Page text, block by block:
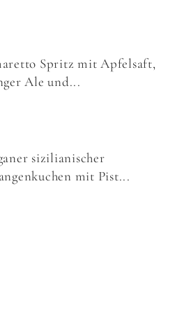
Spritz mit Apfelsaft,
Ale und...
sizilianischer
mit Pist...